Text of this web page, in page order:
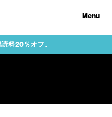
Menu
料20％オフ。